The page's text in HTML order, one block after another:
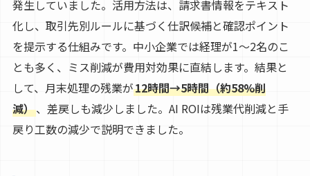
発生していました。活用方法は、請求書情報をテキスト
化し、取引先別ルールに基づく仕訳候補と確認ポイント
を提示する仕組みです。中小企業では経理が1〜2名のこ
とも多く、ミス削減が費用対効果に直結します。結果と
して、月末処理の残業が12時間→5時間（約58%削
減）、差戻しも減少しました。AI ROIは残業代削減と手
戻り工数の減少で説明できました。